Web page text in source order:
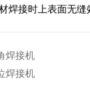
焊接时上表面无缝
焊接机
焊接机